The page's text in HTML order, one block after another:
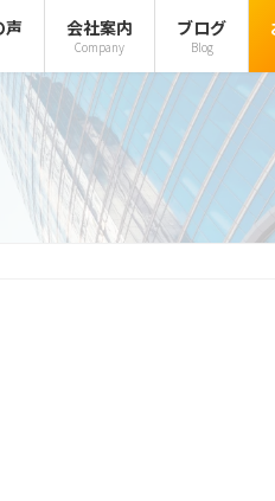
声 会社案内
Company
ブログ
Blog